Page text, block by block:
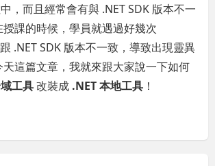
，而且經常會有與 .NET SDK 版本不一
課的時候，學員就遇過好幾次
.NET SDK 版本不一致，導致出現靈異
這篇文章，我就來跟大家說一下如何
工具改裝成 .NET 本地工具 ！